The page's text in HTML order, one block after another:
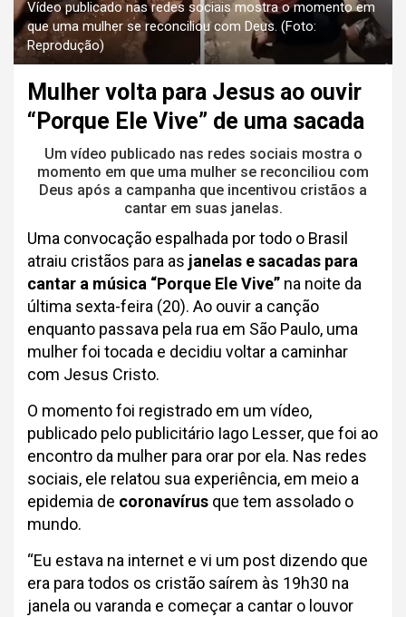
Vídeo publicado nas redes sociais mostra o momento em
que uma mulher se reconciliou com Deus. (Foto:
Reprodução)
Mulher volta para Jesus ao ouvir
“Porque Ele Vive” de uma sacada
Um vídeo publicado nas redes sociais mostra o
momento em que uma mulher se reconciliou com
Deus após a campanha que incentivou cristãos a
cantar em suas janelas.
Uma convocação espalhada por todo o Brasil
atraiu cristãos para as janelas e sacadas para
cantar a música “Porque Ele Vive” na noite da
última sexta-feira (20). Ao ouvir a canção
enquanto passava pela rua em São Paulo, uma
mulher foi tocada e decidiu voltar a caminhar
com Jesus Cristo.
O momento foi registrado em um vídeo,
publicado pelo publicitário Iago Lesser, que foi ao
encontro da mulher para orar por ela. Nas redes
sociais, ele relatou sua experiência, em meio a
epidemia de coronavírus que tem assolado o
mundo.
“Eu estava na internet e vi um post dizendo que
era para todos os cristão saírem às 19h30 na
janela ou varanda e começar a cantar o louvor